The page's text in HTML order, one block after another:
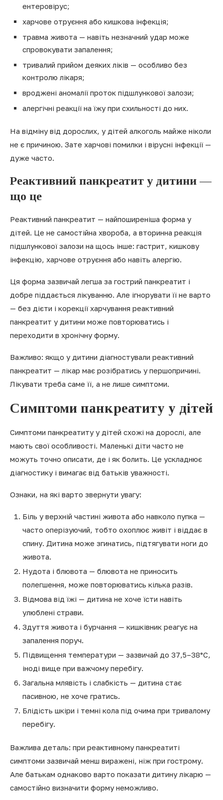
ентеровірус;
харчове отруєння або кишкова інфекція;
травма живота — навіть незначний удар може
спровокувати запалення;
тривалий прийом деяких ліків — особливо без
контролю лікаря;
вроджені аномалії проток підшлункової залози;
алергічні реакції на їжу при схильності до них.
На відміну від дорослих, у дітей алкоголь майже ніколи
не є причиною. Зате харчові помилки і вірусні інфекції —
дуже часто.
Реактивний панкреатит у дитини —
що це
Реактивний панкреатит — найпоширеніша форма у
дітей. Це не самостійна хвороба, а вторинна реакція
підшлункової залози на щось інше: гастрит, кишкову
інфекцію, харчове отруєння або навіть алергію.
Ця форма зазвичай легша за гострий панкреатит і
добре піддається лікуванню. Але ігнорувати її не варто
— без дієти і корекції харчування реактивний
панкреатит у дитини може повторюватись і
переходити в хронічну форму.
Важливо: якщо у дитини діагностували реактивний
панкреатит — лікар має розібратись у першопричині.
Лікувати треба саме її, а не лише симптоми.
Симптоми панкреатиту у дітей
Симптоми панкреатиту у дітей схожі на дорослі, але
мають свої особливості. Маленькі діти часто не
можуть точно описати, де і як болить. Це ускладнює
діагностику і вимагає від батьків уважності.
Ознаки, на які варто звернути увагу:
Біль у верхній частині живота або навколо пупка —
часто оперізуючий, тобто охоплює живіт і віддає в
спину. Дитина може згинатись, підтягувати ноги до
живота.
Нудота і блювота — блювота не приносить
полегшення, може повторюватись кілька разів.
Відмова від їжі — дитина не хоче їсти навіть
улюблені страви.
Здуття живота і бурчання — кишківник реагує на
запалення поруч.
Підвищення температури — зазвичай до 37,5–38°C,
іноді вище при важчому перебігу.
Загальна млявість і слабкість — дитина стає
пасивною, не хоче гратись.
Блідість шкіри і темні кола під очима при тривалому
перебігу.
Важлива деталь: при реактивному панкреатиті
симптоми зазвичай менш виражені, ніж при гострому.
Але батькам однаково варто показати дитину лікарю —
самостійно визначити форму неможливо.